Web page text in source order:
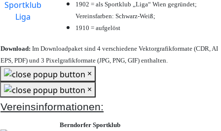
1902 = als Sportklub „Liga“ Wien gegründet;
Vereinsfarben: Schwarz-Weiß;
1910 = aufgelöst
Download: Im Downloadpaket sind 4 verschiedene Vektorgrafikformate (CDR, AI
EPS, PDF) und 3 Pixelgrafikformate (JPG, PNG, GIF) enthalten.
×
×
Vereinsinformationen:
Berndorfer Sportklub